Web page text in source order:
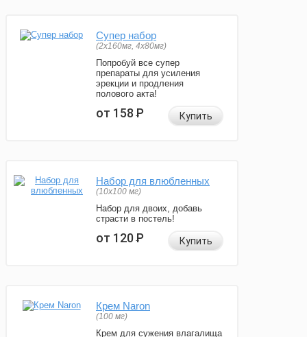
Супер набор
(2х160мг, 4х80мг)
Попробуй все супер
препараты для усиления
эрекции и продления
полового акта!
от 158Р Купить
Набор для влюбленных
(10х100 мг)
Набор для двоих, добавь
страсти в постель!
от 120Р Купить
Крем Naron
(100 мг)
Крем для сужения влагалища